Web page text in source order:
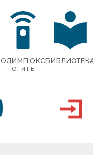
ОЛИМП:ОКС
ОТ И ПБ